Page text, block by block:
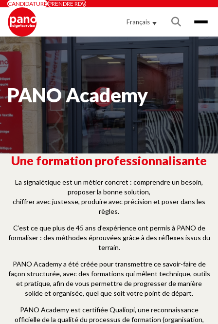
CANDIDATUREPRENDRE RDV
Français
PANO Academy
Une formation professionnalisante
La signalétique est un métier concret : comprendre un besoin,
proposer la bonne solution,
chiffrer avec justesse, produire avec précision et poser dans les
règles.
C’est ce que plus de 45 ans d’expérience ont permis à PANO de
formaliser : des méthodes éprouvées grâce à des réflexes issus du
terrain.
PANO Academy a été créée pour transmettre ce savoir-faire de
façon structurée, avec des formations qui mêlent technique, outils
et pratique, afin de vous permettre de progresser de manière
solide et organisée, quel que soit votre point de départ.
PANO Academy est certifiée Qualiopi, une reconnaissance
officielle de la qualité du processus de formation (organisation,
Panneau de gestion des cookies